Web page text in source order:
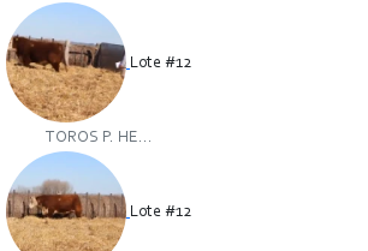
Lote #12
TOROS P. HE...
Lote #12